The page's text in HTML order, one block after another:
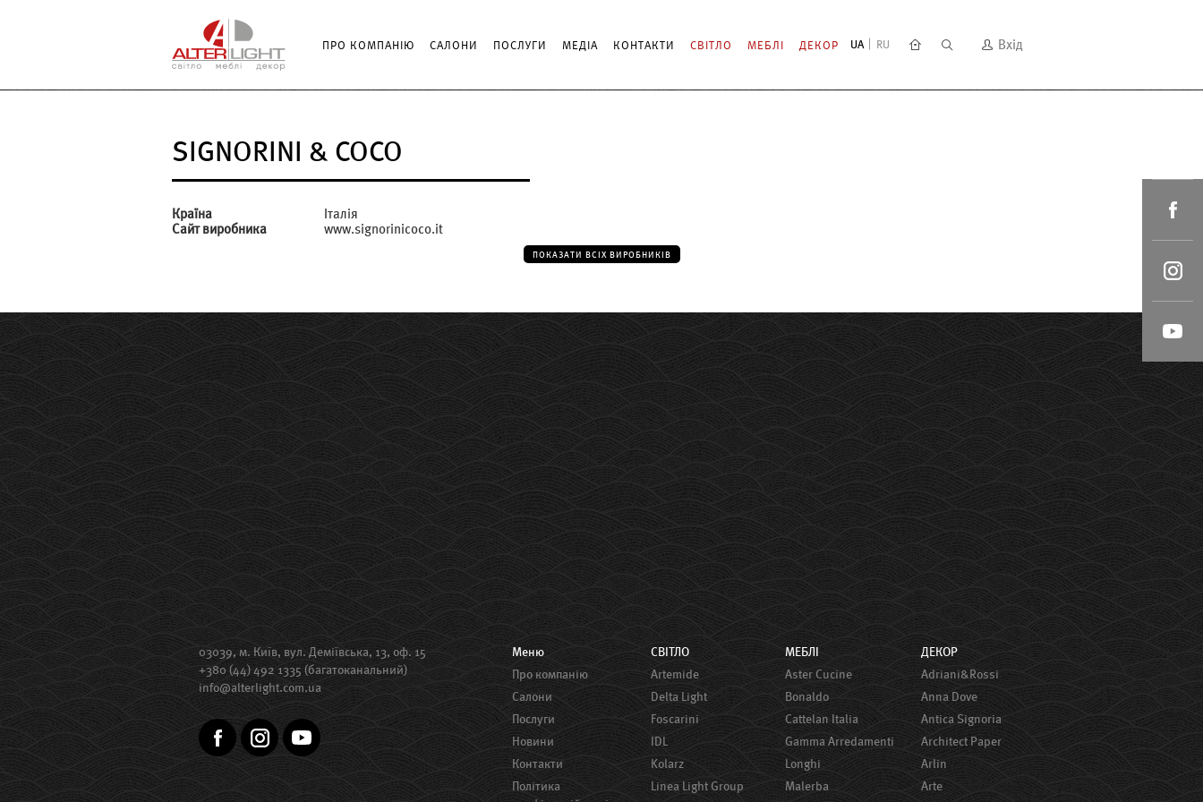
ПРО КОМПАНІЮ САЛОНИ ПОСЛУГИ МЕДІА КОНТАКТИ СВІТЛО МЕБЛІ ДЕКОР UA RU Вхід
SIGNORINI & COCO
Країна
Італія
Сайт виробника
www.signorinicoco.it
ПОКАЗАТИ ВСІХ ВИРОБНИКІВ
03039, м. Київ, вул. Деміївська, 13, оф. 15
+380 (44) 492 1335 (багатоканальний)
info@alterlight.com.ua
Меню
Про компанію
Салони
Послуги
Новини
Контакти
Політика
СВІТЛО
Artemide
Delta Light
Foscarini
IDL
Kolarz
Linea Light Group
МЕБЛІ
Aster Сucine
Bonaldo
Cattelan Italia
Gamma Arredamenti
Longhi
Malerba
ДЕКОР
Adriani&Rossi
Anna Dove
Antica Signoria
Architect Paper
Arlin
Arte